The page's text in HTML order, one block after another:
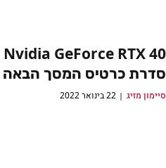
סדרת כרטיס המסך הבאה
סיימון מזיג 22 בינואר 2022